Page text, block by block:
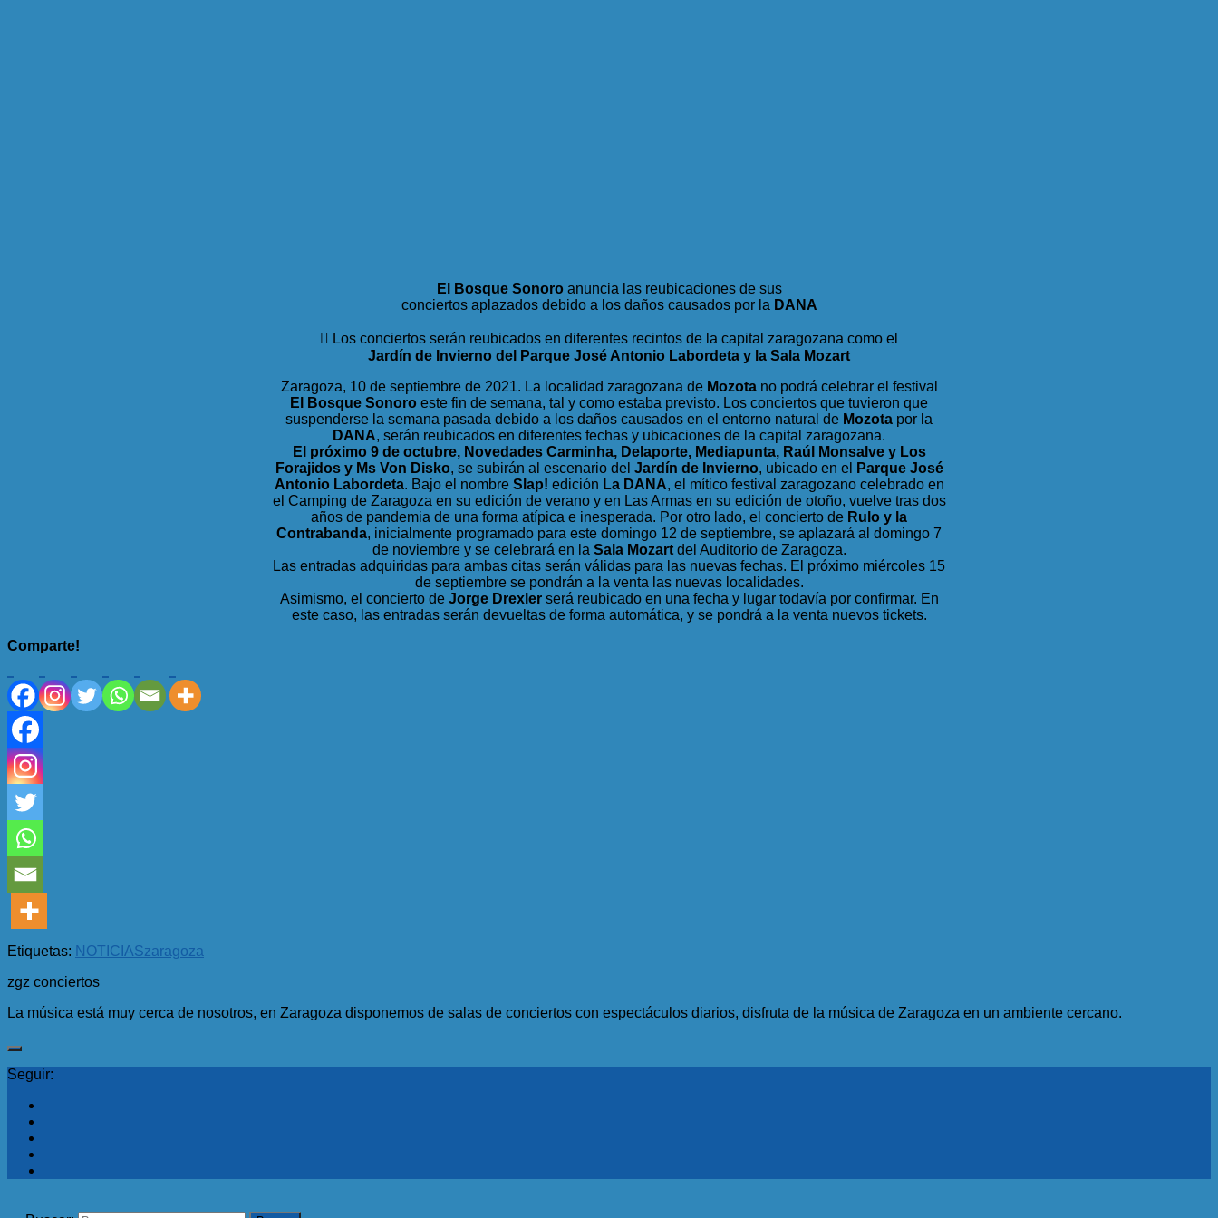
El Bosque Sonoroanuncia las reubicaciones de sus
conciertos aplazados debido a los daños causados por la DANA
 Los conciertos serán reubicados en diferentes recintos de la capital zaragozana como el
Jardín de Invierno del Parque José Antonio Labordeta y la Sala Mozart
Zaragoza, 10 de septiembre de 2021. La localidad zaragozana de Mozotano podrá celebrar el festival
El Bosque Sonoro este fin de semana, tal y como estaba previsto. Los conciertos que tuvieron que
suspenderse la semana pasada debido a los daños causados en el entorno natural de Mozota por la
DANA, serán reubicados en diferentes fechas y ubicaciones de la capital zaragozana.
El próximo 9 de octubre, Novedades Carminha, Delaporte, Mediapunta, Raúl Monsalve y Los
Forajidos y Ms Von Disko, se subirán al escenario del Jardín de Invierno, ubicado en el
Parque José
Antonio Labordeta. Bajo el nombre Slap! edición La DANA, el mítico festival zaragozano celebrado en
el Camping de Zaragoza en su edición de verano y en Las Armas en su edición de otoño, vuelve tras dos
años de pandemia de una forma atípica e inesperada. Por otro lado, el concierto de Rulo y la
Contrabanda, inicialmente programado para este domingo 12 de septiembre, se aplazará al domingo 7
de noviembre y se celebrará en la Sala Mozartdel Auditorio de Zaragoza.
Las entradas adquiridas para ambas citas serán válidas para las nuevas fechas. El próximo miércoles 15
de septiembre se pondrán a la venta las nuevas localidades.
Asimismo, el concierto de Jorge Drexlerserá reubicado en una fecha y lugar todavía por confirmar. En
este caso, las entradas serán devueltas de forma automática, y se pondrá a la venta nuevos tickets.
Comparte!
Etiquetas: NOTICIASzaragoza
zgz conciertos
La música está muy cerca de nosotros, en Zaragoza disponemos de salas de conciertos con espectáculos diarios, disfruta de la música de Zaragoza en un ambiente cercano.
Seguir: